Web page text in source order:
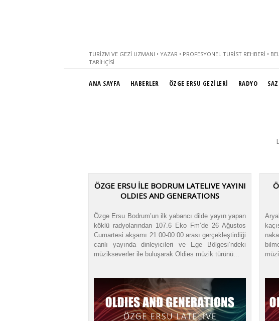
TURIZM VE GEZI UZMANI • YAZAR • PROFESYONEL TURIST REHBERI •
TARIHÇISI
ANA SAYFA HABERLER ÖZGE ERSU GEZİLERİ RADYO
ÖZGE ERSU İLE BODRUM LATELIVE YAYINI
OLDIES AND GENERATIONS
Özge Ersu Bodrum’un ilk yabancı dilde yayın yapan
köklü radyolarından 107.6 Eko Fm’de 26 Ağustos
Cumartesi akşamı 21:00-00:00 arası gerçekleştirdiği
canlı yayında dinleyicileri ve Ege Bölgesi’ndeki
müzikseverler ile buluşarak Oldies müzik türünü...